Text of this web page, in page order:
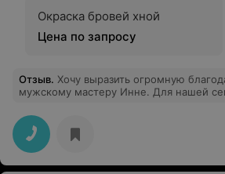
Окраска бровей хной
Цена по запросу
Отзыв. Хочу выразить огромную
мужскому мастеру Инне. Для нашей
своего мужа, старшего сына и
младшего сына поход в
приятное занятие. Инна нашла подход
ребенку, теперь поход в
проблема. Мастер все делает